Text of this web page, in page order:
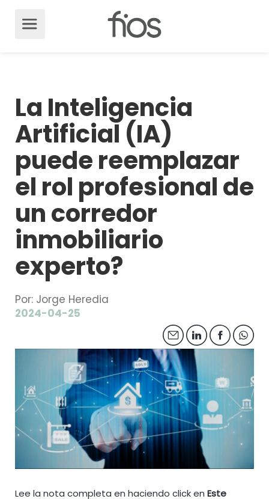
La Inteligencia
Artificial (IA)
puede reemplazar
el rol profesional de
un corredor
inmobiliario
experto?
Por: Jorge Heredia
2024-04-25
Lee la nota completa en haciendo click en Este